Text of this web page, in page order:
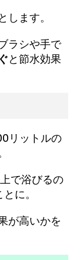
ます。
ラシや手で
と節水効果
リットルの
で浴びるの
に。
が高いかを